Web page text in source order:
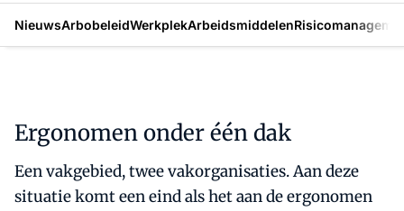
NieuwsArbobeleidWerkplekArbeidsmiddelen
Ergonomen onder één dak
Een vakgebied, twee vakorganisaties. Aan deze
situatie komt een eind als het aan de ergonomen